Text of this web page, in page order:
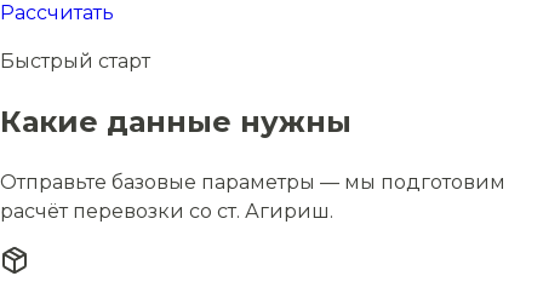
Рассчитать
Быстрый старт
Какие данные нужны
Отправьте базовые параметры — мы подготовим
расчёт перевозки со ст. Агириш.